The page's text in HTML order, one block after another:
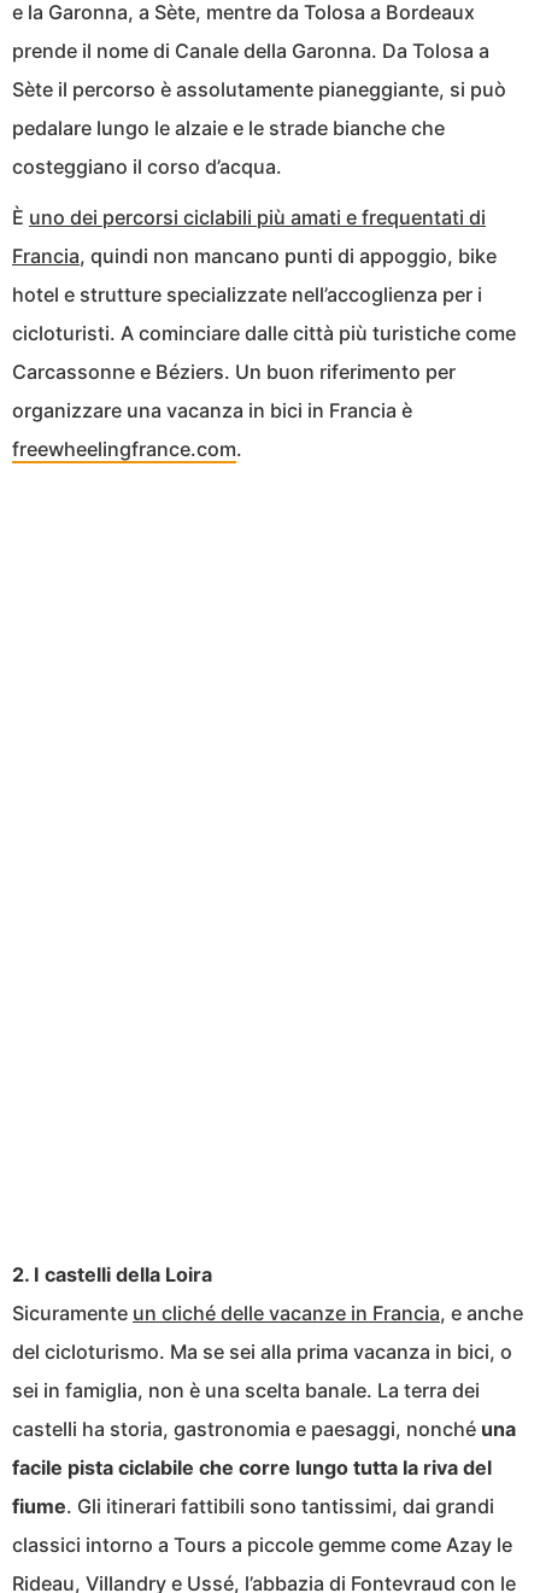
e la Garonna, a Sète, mentre da Tolosa a Bordeaux
prende il nome di Canale della Garonna. Da Tolosa a
Sète il percorso è assolutamente pianeggiante, si può
pedalare lungo le alzaie e le strade bianche che
costeggiano il corso d’acqua.
È uno dei percorsi ciclabili più amati e frequentati di
Francia, quindi non mancano punti di appoggio, bike
hotel e strutture specializzate nell’accoglienza per i
cicloturisti. A cominciare dalle città più turistiche come
Carcassonne e Béziers. Un buon riferimento per
organizzare una vacanza in bici in Francia è
freewheelingfrance.com.
2. I castelli della Loira
Sicuramente un cliché delle vacanze in Francia, e anche
del cicloturismo. Ma se sei alla prima vacanza in bici, o
sei in famiglia, non è una scelta banale. La terra dei
castelli ha storia, gastronomia e paesaggi, nonché una
facile pista ciclabile che corre lungo tutta la riva del
fiume. Gli itinerari fattibili sono tantissimi, dai grandi
classici intorno a Tours a piccole gemme come Azay le
Rideau, Villandry e Ussé, l’abbazia di Fontevraud con le